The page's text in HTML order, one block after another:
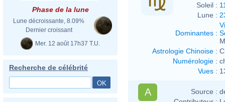
Phase de la lune
Lune décroissante, 8.09%
Dernier croissant
Mer. 12 août 17h37 T.U.
Recherche de célébrité
Soleil :
Lune :
Dominantes :
Astrologie Chinoise :
Numérologie :
Vues :
A Source :